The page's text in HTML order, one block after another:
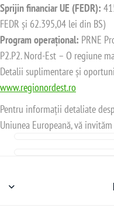
Sprijin financiar UE (FEDR):
FEDR și 62.395,04 lei din BS)
Program operațional: PRNE
P2.P2. Nord-Est – O regiune
Detalii suplimentare și
www.regionordest.ro
Pentru informații detaliate
Uniunea Europeană, vă